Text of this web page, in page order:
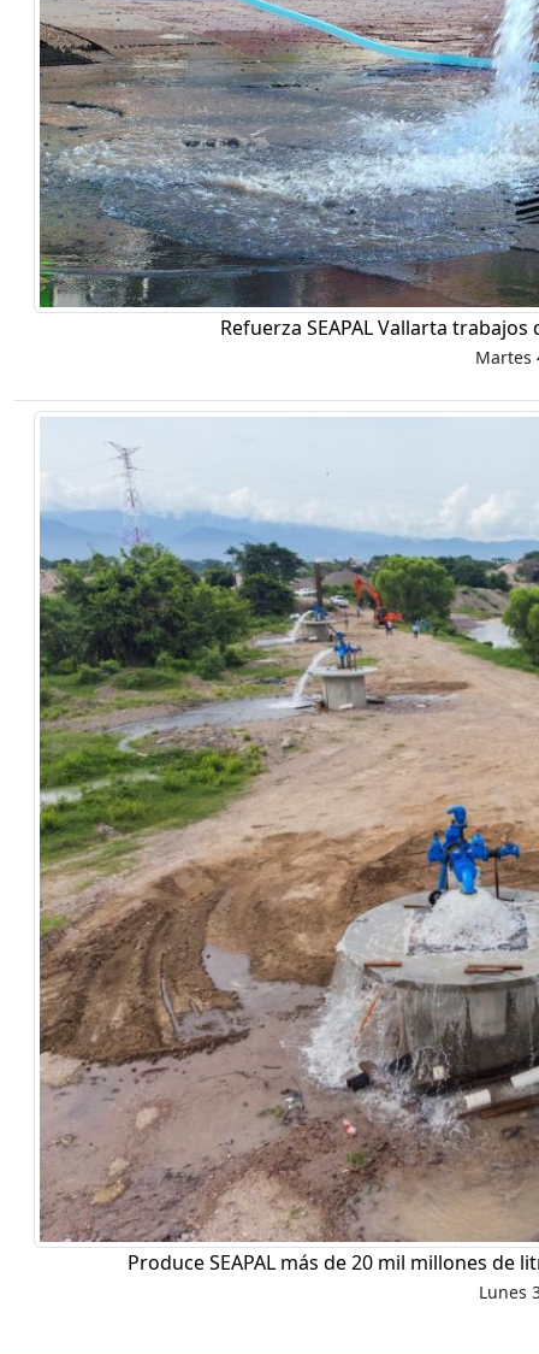
Refuerza SEAPAL Vallarta
Martes
Produce SEAPAL más de 20 mil millones
Lunes